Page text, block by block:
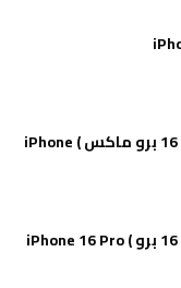
مواصفات وسعر ( ايفون 16 برو ماكس ) iPhone